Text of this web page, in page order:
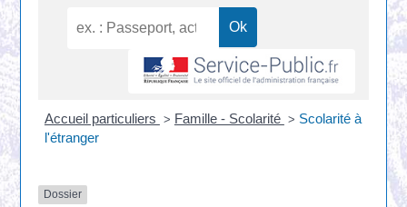
Accueil particuliers > Famille - Scolarité > Scolarité à
l'étranger
Dossier